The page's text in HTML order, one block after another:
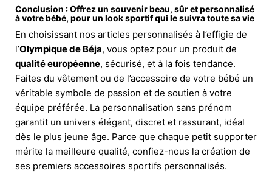
Conclusion : Offrez un souvenir beau, sûr et personnalisé
à votre bébé, pour un look sportif qui le suivra toute sa vie
En choisissant nos articles personnalisés à l’effigie de
l’Olympique de Béja, vous optez pour un produit de
qualité européenne, sécurisé, et à la fois tendance.
Faites du vêtement ou de l’accessoire de votre bébé un
véritable symbole de passion et de soutien à votre
équipe préférée. La personnalisation sans prénom
garantit un univers élégant, discret et rassurant, idéal
dès le plus jeune âge. Parce que chaque petit supporter
mérite la meilleure qualité, confiez-nous la création de
ses premiers accessoires sportifs personnalisés.